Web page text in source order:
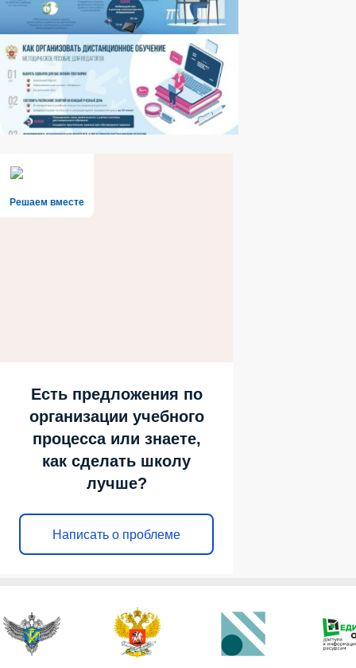
Решаем вместе
Есть предложения по
организации учебного
процесса или знаете,
как сделать школу
лучше?
Написать о проблеме